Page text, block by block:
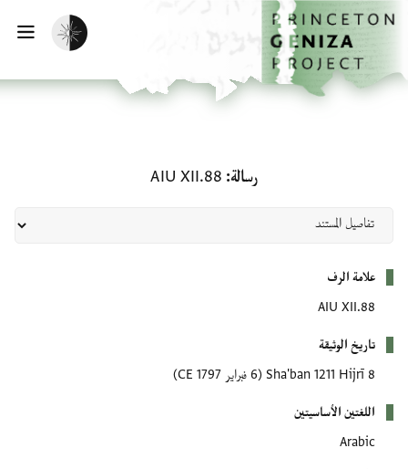
تخطي إلى المحتوى الرئيسي
الصفحة الرئيسية
تفعيل الوضع المظلم
رسالة AIU XII.88
علامة الرف
AIU XII.88
تاريخ الوثيقة
8 Sha'ban 1211 Hijrī
(6 فبراير 1797 CE)
اللغتين الأساسيتين
Arabic